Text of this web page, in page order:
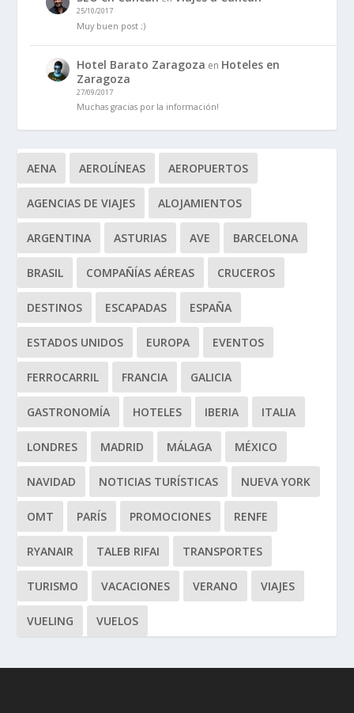
25/10/2017
Muy buen post ;)
Hotel Barato Zaragoza en Hoteles en
Zaragoza
27/09/2017
Muchas gracias por la información!
AENA AEROLÍNEAS AEROPUERTOS
AGENCIAS DE VIAJES ALOJAMIENTOS
ARGENTINA ASTURIAS AVE BARCELONA
BRASIL COMPAÑÍAS AÉREAS CRUCEROS
DESTINOS ESCAPADAS ESPAÑA
ESTADOS UNIDOS EUROPA EVENTOS
FERROCARRIL FRANCIA GALICIA
GASTRONOMÍA HOTELES IBERIA ITALIA
LONDRES MADRID MÁLAGA MÉXICO
NAVIDAD NOTICIAS TURÍSTICAS NUEVA YORK
OMT PARÍS PROMOCIONES RENFE
RYANAIR TALEB RIFAI TRANSPORTES
TURISMO VACACIONES VERANO VIAJES
VUELING VUELOS